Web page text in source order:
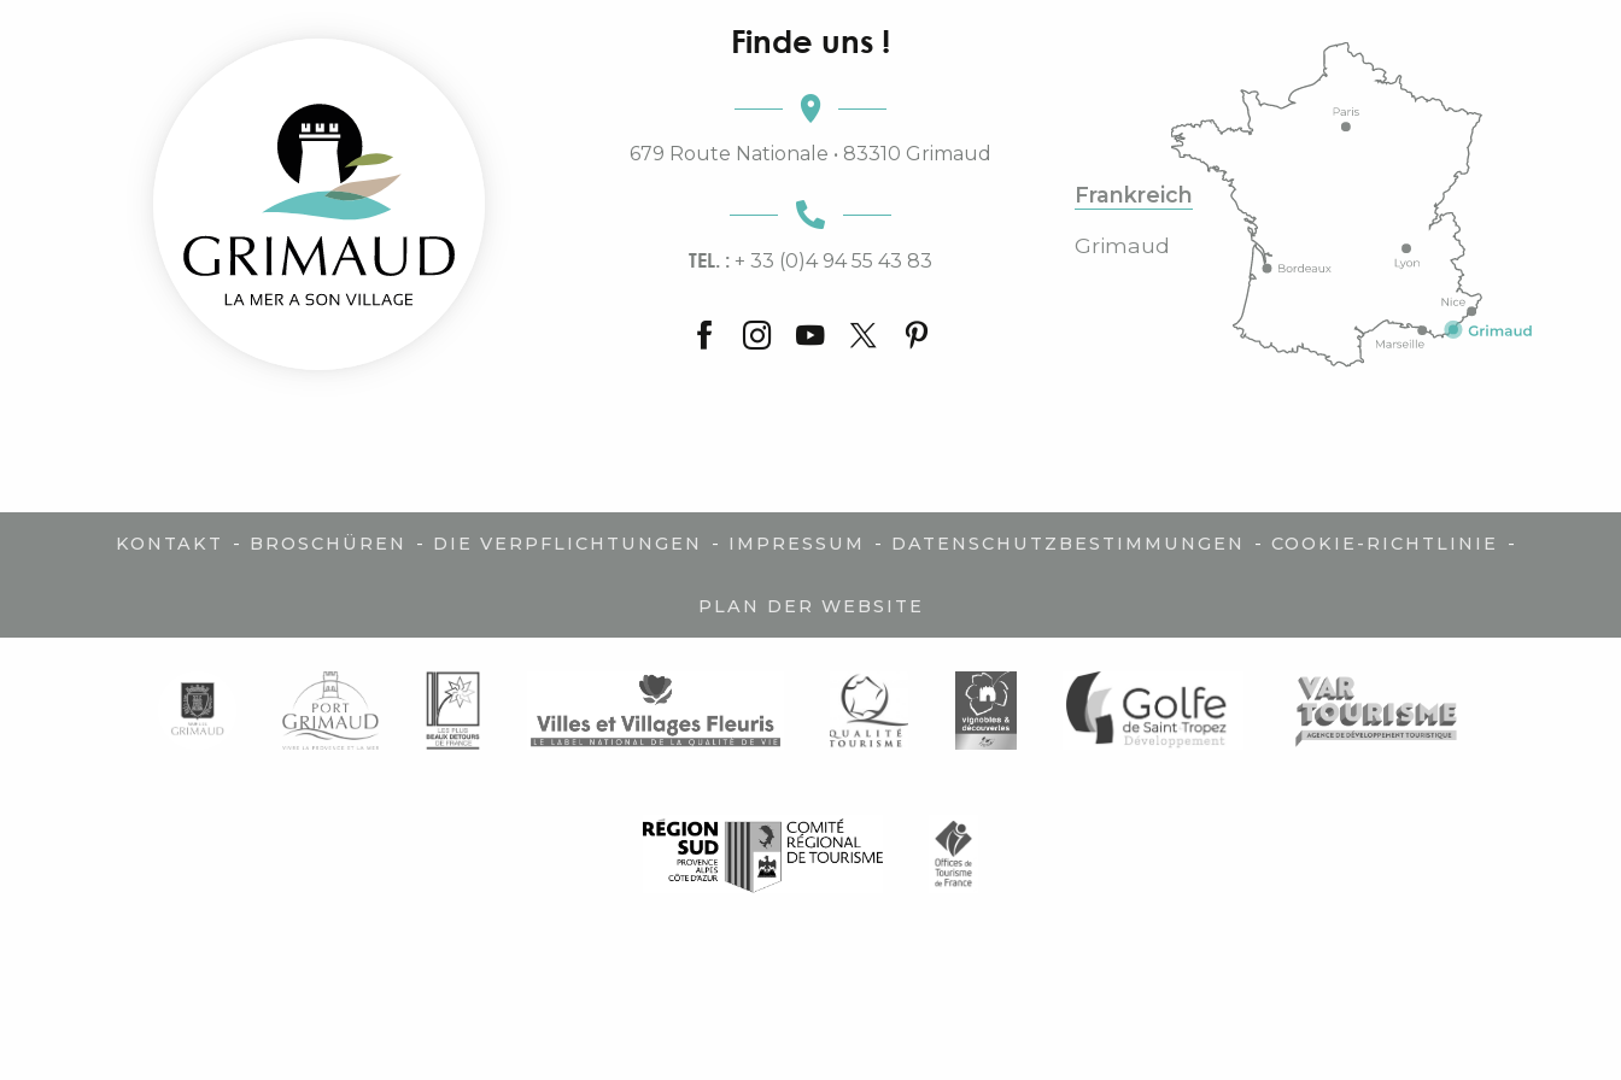
Finde uns !
679 Route Nationale • 83310 Grimaud
TEL. : + 33 (0)4 94 55 43 83
Frankreich
Grimaud
KONTAKT - BROSCHÜREN - DIE VERPFLICHTUNGEN - IMPRESSUM - DATENSCHUTZBESTIMMUNGEN - COOKIE-RICHTLINIE -
PLAN DER WEBSITE